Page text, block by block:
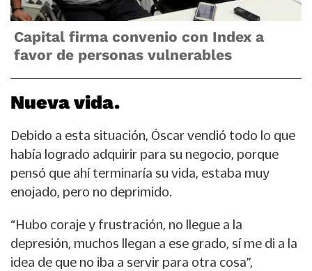
Capital firma convenio con Index a
favor de personas vulnerables
Nueva vida.
Debido a esta situación, Óscar vendió todo lo que
había logrado adquirir para su negocio, porque
pensó que ahí terminaría su vida, estaba muy
enojado, pero no deprimido.
“Hubo coraje y frustración, no llegue a la
depresión, muchos llegan a ese grado, sí me di a la
idea de que no iba a servir para otra cosa”,